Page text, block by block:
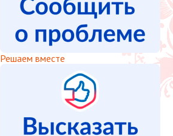
Решаем вместе